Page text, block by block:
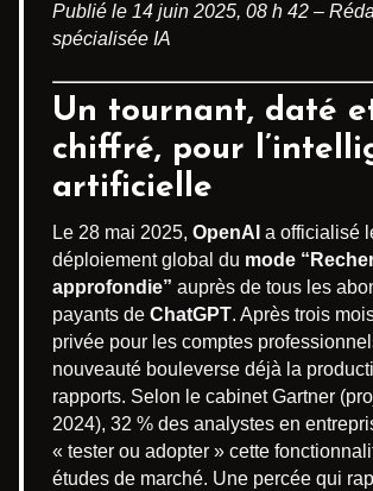
Publié le 14 juin 2025, 08 h 42 –
spécialisée IA
Un tournant, daté
chiffré, pour
artificielle
Le 28 mai 2025, OpenAI a officialisé
déploiement global du mode
approfondie” auprès de tous les
payants de ChatGPT. Après trois
privée pour les comptes
nouveauté bouleverse déjà la
rapports. Selon le cabinet Gartner
2024), 32 % des analystes en
« tester ou adopter » cette
études de marché. Une percée qui